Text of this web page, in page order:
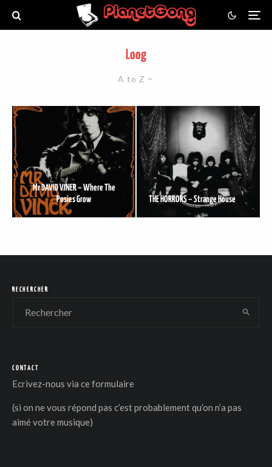
Loog
A to Z
Mr DAVID VINER – Where The
Posies Grow
THE HORRORS – Strange House
RECHERCHER
CONTACT
Ecrivez-nous via ce formulaire
(si on ne vous répond pas c’est probablement qu’on n’a pas
aimé votre musique)